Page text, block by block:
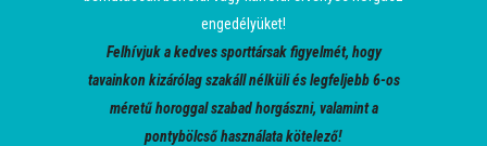
engedélyüket!
Felhívjuk a kedves sporttársak figyelmét, hogy
tavainkon kizárólag szakáll nélküli és legfeljebb 6-os
méretű horoggal szabad horgászni, valamint a
pontybölcső használata kötelező!